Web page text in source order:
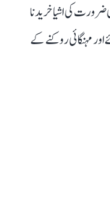
کی اشیا خریدنا
مہنگائی روکنے کے